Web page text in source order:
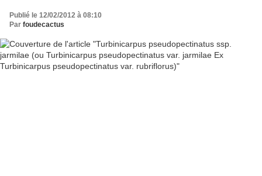
Publié le 12/02/2012 à 08:10
Par foudecactus